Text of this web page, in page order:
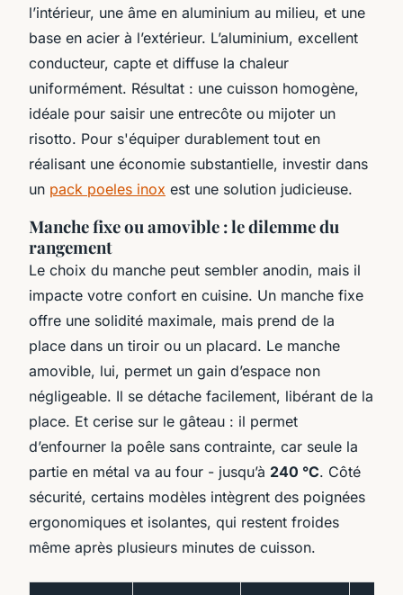
l’intérieur, une âme en aluminium au milieu, et une
base en acier à l’extérieur. L’aluminium, excellent
conducteur, capte et diffuse la chaleur
uniformément. Résultat : une cuisson homogène,
idéale pour saisir une entrecôte ou mijoter un
risotto. Pour s'équiper durablement tout en
réalisant une économie substantielle, investir dans
un pack poeles inox est une solution judicieuse.
Manche fixe ou amovible : le dilemme du
rangement
Le choix du manche peut sembler anodin, mais il
impacte votre confort en cuisine. Un manche fixe
offre une solidité maximale, mais prend de la
place dans un tiroir ou un placard. Le manche
amovible, lui, permet un gain d’espace non
négligeable. Il se détache facilement, libérant de la
place. Et cerise sur le gâteau : il permet
d’enfourner la poêle sans contrainte, car seule la
partie en métal va au four - jusqu’à 240 °C. Côté
sécurité, certains modèles intègrent des poignées
ergonomiques et isolantes, qui restent froides
même après plusieurs minutes de cuisson.